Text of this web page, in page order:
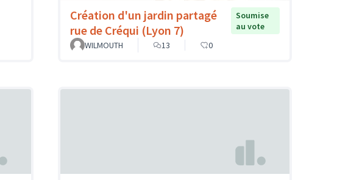
Création d'un jardin partagé
rue de Créqui (Lyon 7)
Soumise
au vote
WILMOUTH
13 0